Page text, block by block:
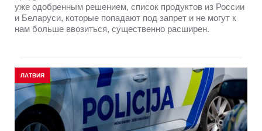
уже одобренным решением, список продуктов из России
и Беларуси, которые попадают под запрет и не могут к
нам больше ввозиться, существенно расширен.
ЛАТВИЯ